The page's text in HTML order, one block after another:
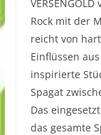
Rock mit der
reicht von
Einflüssen
inspirierte
Spagat
Das
das gesamte